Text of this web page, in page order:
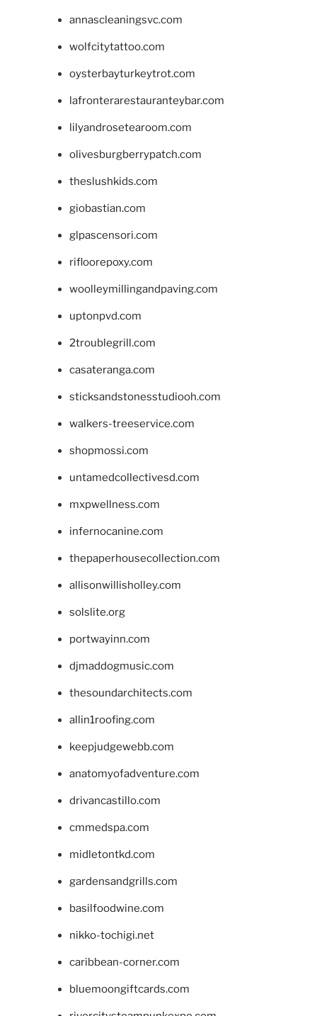
annascleaningsvc.com
wolfcitytattoo.com
oysterbayturkeytrot.com
lafronterarestauranteybar.com
lilyandrosetearoom.com
olivesburgberrypatch.com
theslushkids.com
giobastian.com
glpascensori.com
rifloorepoxy.com
woolleymillingandpaving.com
uptonpvd.com
2troublegrill.com
casateranga.com
sticksandstonesstudiooh.com
walkers-treeservice.com
shopmossi.com
untamedcollectivesd.com
mxpwellness.com
infernocanine.com
thepaperhousecollection.com
allisonwillisholley.com
solslite.org
portwayinn.com
djmaddogmusic.com
thesoundarchitects.com
allin1roofing.com
keepjudgewebb.com
anatomyofadventure.com
drivancastillo.com
cmmedspa.com
midletontkd.com
gardensandgrills.com
basilfoodwine.com
nikko-tochigi.net
caribbean-corner.com
bluemoongiftcards.com